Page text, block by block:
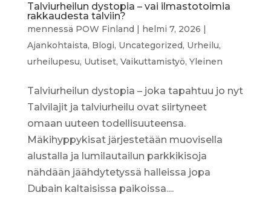
Talviurheilun dystopia – vai ilmastotoimia
rakkaudesta talviin?
mennessä POW Finland | helmi 7, 2026 |
Ajankohtaista, Blogi, Uncategorized, Urheilu,
urheilupesu, Uutiset, Vaikuttamistyö, Yleinen
Talviurheilun dystopia – joka tapahtuu jo nyt
Talvilajit ja talviurheilu ovat siirtyneet
omaan uuteen todellisuuteensa.
Mäkihyppykisat järjestetään muovisella
alustalla ja lumilautailun parkkikisoja
nähdään jäähdytetyssä halleissa jopa
Dubain kaltaisissa paikoissa....